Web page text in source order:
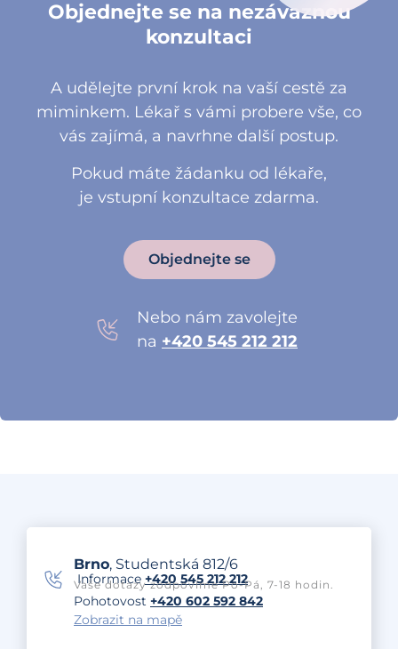
Objednejte se na nezávaznou
konzultaci
A udělejte první krok na vaší cestě za
miminkem. Lékař s vámi probere vše, co
vás zajímá, a navrhne další postup.
Pokud máte žádanku od lékaře,
je vstupní konzultace zdarma.
Objednejte se
Nebo nám zavolejte
na +420 545 212 212
Brno, Studentská 812/6
Informace +420 545 212 212
Vaše dotazy zodpovíme Po-Pá, 7-18 hodin.
Pohotovost +420 602 592 842
Zobrazit na mapě